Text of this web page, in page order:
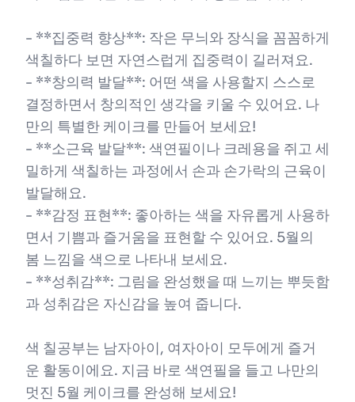
- **집중력 향상**: 작은 무늬와 장식을 꼼꼼하게
색칠하다 보면 자연스럽게 집중력이 길러져요.
- **창의력 발달**: 어떤 색을 사용할지 스스로
결정하면서 창의적인 생각을 키울 수 있어요. 나
만의 특별한 케이크를 만들어 보세요!
- **소근육 발달**: 색연필이나 크레용을 쥐고 세
밀하게 색칠하는 과정에서 손과 손가락의 근육이
발달해요.
- **감정 표현**: 좋아하는 색을 자유롭게 사용하
면서 기쁨과 즐거움을 표현할 수 있어요. 5월의
봄 느낌을 색으로 나타내 보세요.
- **성취감**: 그림을 완성했을 때 느끼는 뿌듯함
과 성취감은 자신감을 높여 줍니다.
색 칠공부는 남자아이, 여자아이 모두에게 즐거
운 활동이에요. 지금 바로 색연필을 들고 나만의
멋진 5월 케이크를 완성해 보세요!